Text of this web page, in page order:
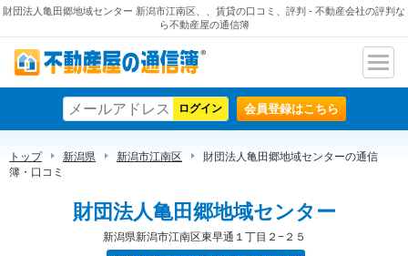
財団法人亀田郷地域センター 新潟市江南区、、賃貸の口コミ、評判 - 不動産会社の評判な
ら不動産屋の通信簿
不動産屋の通信簿
ナビ
ン
会員登録はこちら
トップ 新潟県 新潟市江南区
財団法人亀田郷地域センターの通信
簿・口コミ
財団法人亀田郷地域センター
新潟県新潟市江南区東早通１丁目２−２５